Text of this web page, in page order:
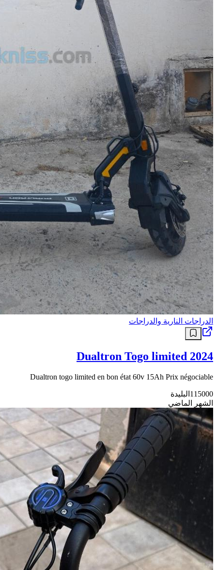
الدراجات النارية والدراجات
Dualtron Togo limited 2024
Dualtron togo limited en bon état 60v 15Ah Prix négociable
115000 البليدة
الشهر الماضي